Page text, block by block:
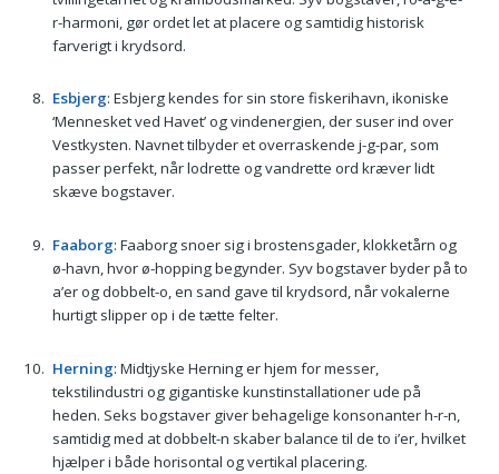
r-harmoni, gør ordet let at placere og samtidig historisk
farverigt i krydsord.
Esbjerg: Esbjerg kendes for sin store fiskerihavn, ikoniske
‘Mennesket ved Havet’ og vindenergien, der suser ind over
Vestkysten. Navnet tilbyder et overraskende j-g-par, som
passer perfekt, når lodrette og vandrette ord kræver lidt
skæve bogstaver.
Faaborg: Faaborg snoer sig i brostensgader, klokketårn og
ø-havn, hvor ø-hopping begynder. Syv bogstaver byder på to
a’er og dobbelt-o, en sand gave til krydsord, når vokalerne
hurtigt slipper op i de tætte felter.
Herning: Midtjyske Herning er hjem for messer,
tekstilindustri og gigantiske kunstinstallationer ude på
heden. Seks bogstaver giver behagelige konsonanter h-r-n,
samtidig med at dobbelt-n skaber balance til de to i’er, hvilket
hjælper i både horisontal og vertikal placering.